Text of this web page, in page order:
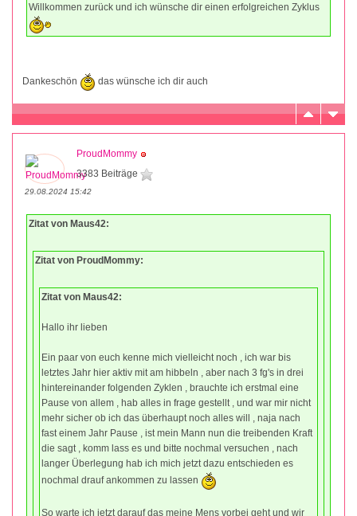
Willkommen zurück und ich wünsche dir einen erfolgreichen Zyklus
Dankeschön das wünsche ich dir auch
ProudMommy
3383 Beiträge
29.08.2024 15:42
Zitat von Maus42:
Zitat von ProudMommy:
Zitat von Maus42:
Hallo ihr lieben
Ein paar von euch kenne mich vielleicht noch , ich war bis
letztes Jahr hier aktiv mit am hibbeln , aber nach 3 fg's in drei
hintereinander folgenden Zyklen , brauchte ich erstmal eine
Pause von allem , hab alles in frage gestellt , und war mir nicht
mehr sicher ob ich das überhaupt noch alles will , naja nach
fast einem Jahr Pause , ist mein Mann nun die treibenden Kraft
die sagt , komm lass es und bitte nochmal versuchen , nach
langer Überlegung hab ich mich jetzt dazu entschieden es
nochmal drauf ankommen zu lassen
So warte ich jetzt darauf das meine Mens vorbei geht und wir